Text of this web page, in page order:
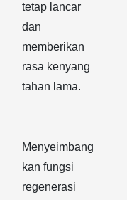
tetap lancar
dan
memberikan
rasa kenyang
tahan lama.
Menyeimbang
kan fungsi
regenerasi